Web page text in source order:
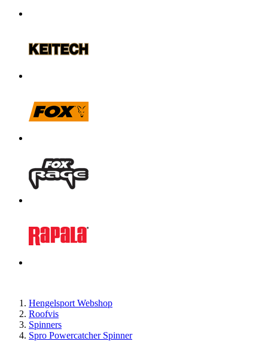
Hengelsport Webshop
Roofvis
Spinners
Spro Powercatcher Spinner